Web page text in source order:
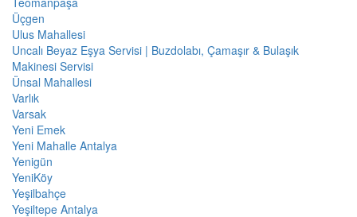
Üçgen
Ulus Mahallesi
Uncalı Beyaz Eşya Servisi | Buzdolabı, Çamaşır & Bulaşık
Makinesi Servisi
Ünsal Mahallesi
Varlık
Varsak
Yeni Emek
Yeni Mahalle Antalya
Yenigün
YeniKöy
Yeşilbahçe
Yeşiltepe Antalya